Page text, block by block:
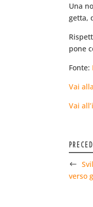
Una
getta,
pone
Fonte:
Vai
Vai
verso